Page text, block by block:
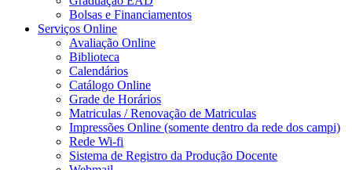
Bolsas e Financiamentos
Serviços Online
Avaliação Online
Biblioteca
Calendários
Catálogo Online
Grade de Horários
Matriculas / Renovação de Matriculas
Impressões Online (somente dentro da rede dos campi)
Rede Wi-fi
Sistema de Registro da Produção Docente